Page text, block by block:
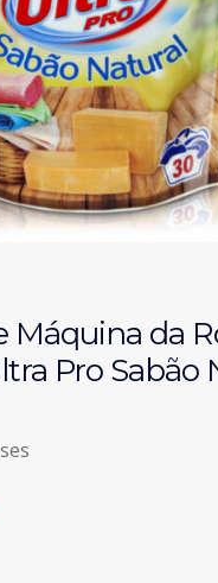
Máquina da
Pro Sabão